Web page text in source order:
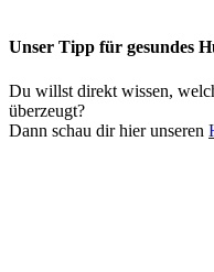
Unser Tipp für gesundes
Du willst direkt wissen,
überzeugt?
Dann schau dir hier unseren